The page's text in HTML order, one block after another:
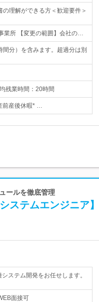
理解ができる方＜歓迎要件＞
業所 【変更の範囲】会社の…
分）を含みます。超過分は別
残業時間：20時間
前産後休暇* …
ールを徹底管理
ステムエンジニア】
ステム開発をお任せします。
面接可